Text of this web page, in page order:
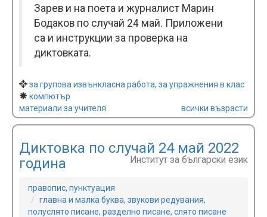
Зарев и на поета и журналист Марин
Бодаков по случай 24 май. Приложени
са и инструкции за проверка на
диктовката.
за групова извънкласна работа, за упражнения в клас
компютър
материали за учителя
всички възрасти
Диктовка по случай 24 май 2022
година
Институт за български език
правопис, пунктуация
главна и малка буква, звукови редувания,
полуслято писане, разделно писане, слято писане